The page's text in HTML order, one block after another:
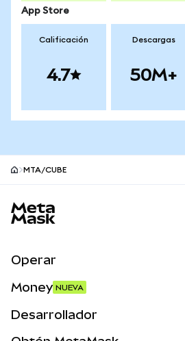
App Store
Calificación
4.7
Descargas
50M+
MTA/CUBE
Operar
Money NUEVA
Desarrollador